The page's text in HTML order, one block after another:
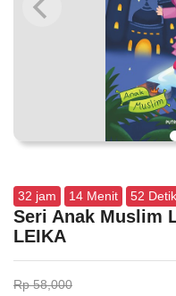
32 jam 14 Menit 51 Detik
Seri Anak Muslim
LEIKA
Rp 58,000